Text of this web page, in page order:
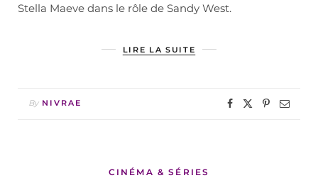
Stella Maeve dans le rôle de Sandy West.
LIRE LA SUITE
By NIVRAE
CINÉMA & SÉRIES